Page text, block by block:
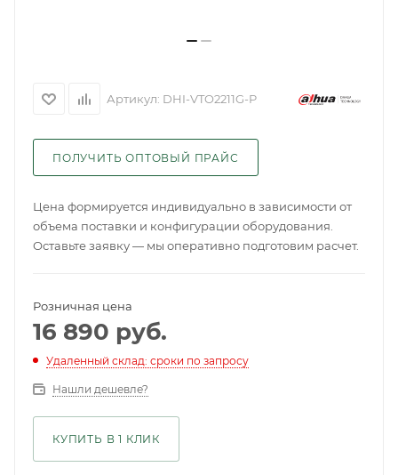
Артикул: DHI-VTO2211G-P
ПОЛУЧИТЬ ОПТОВЫЙ ПРАЙС
Цена формируется индивидуально в зависимости от
объема поставки и конфигурации оборудования.
Оставьте заявку — мы оперативно подготовим расчет.
Розничная цена
16 890 руб.
Удаленный склад: сроки по запросу
Нашли дешевле?
КУПИТЬ В 1 КЛИК